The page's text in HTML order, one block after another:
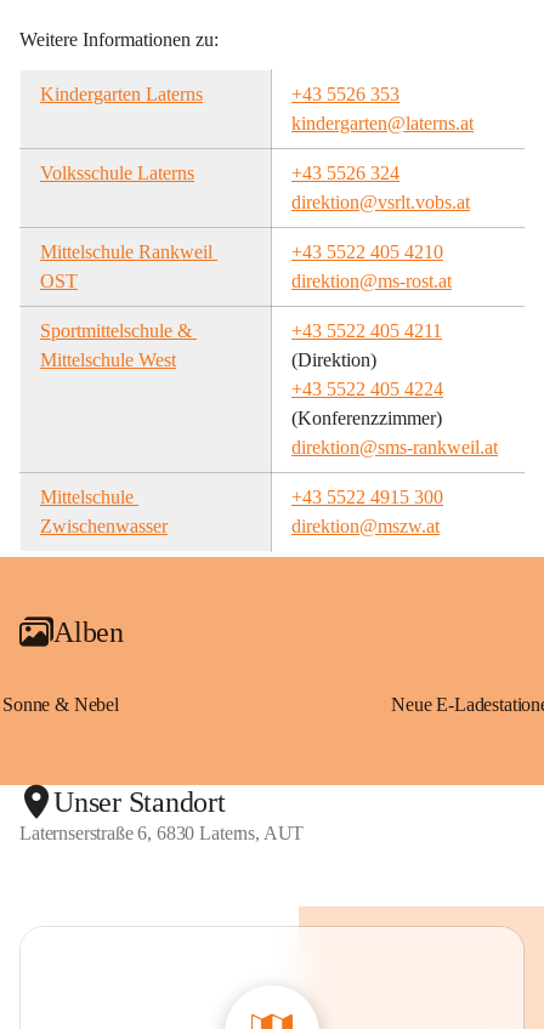
Weitere Informationen zu:
Kindergarten Laterns
+43 5526 353
kindergarten@laterns.at
Volksschule Laterns
+43 5526 324
direktion@vsrlt.vobs.at
Mittelschule Rankweil
OST
+43 5522 405 4210
direktion@ms-rost.at
Sportmittelschule &
Mittelschule West
+43 5522 405 4211
(Direktion)
+43 5522 405 4224
(Konferenzzimmer)
direktion@sms-rankweil.at
Mittelschule
Zwischenwasser
+43 5522 4915 300
direktion@mszw.at
Alben
Sonne & Nebel
Unser Standort
Laternserstraße 6, 6830 Laterns, AUT